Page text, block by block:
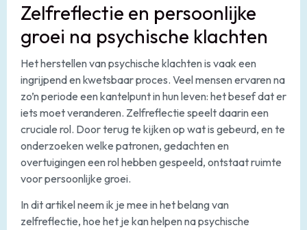
Zelfreflectie en persoonlijke
groei na psychische klachten
Het herstellen van psychische klachten is vaak een
ingrijpend en kwetsbaar proces. Veel mensen ervaren na
zo’n periode een kantelpunt in hun leven: het besef dat er
iets moet veranderen. Zelfreflectie speelt daarin een
cruciale rol. Door terug te kijken op wat is gebeurd, en te
onderzoeken welke patronen, gedachten en
overtuigingen een rol hebben gespeeld, ontstaat ruimte
voor persoonlijke groei.
In dit artikel neem ik je mee in het belang van
zelfreflectie, hoe het je kan helpen na psychische